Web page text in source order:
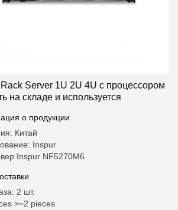
Server 1U 2U 4U с процессором
на складе и используется
о продукции
Китай
Inspur
Inspur NF5270M6
2 шт.
>=2 pieces